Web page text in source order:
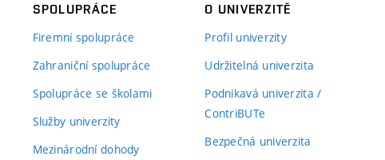
SPOLUPRÁCE
Firemní spolupráce
Zahraniční spolupráce
Spolupráce se školami
Služby univerzity
Mezinárodní dohody
O UNIVERZITĚ
Profil univerzity
Udržitelná univerzita
Podnikavá univerzita /
ContriBUTe
Bezpečná univerzita